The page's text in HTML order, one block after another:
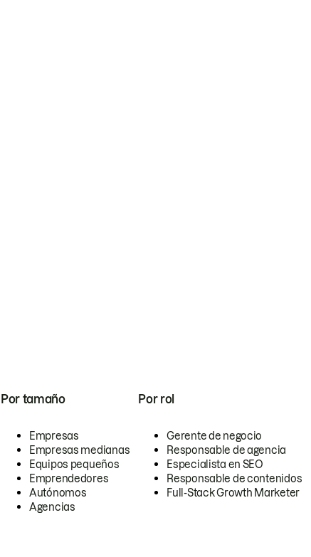
Por tamaño
Empresas
Empresas medianas
Equipos pequeños
Emprendedores
Autónomos
Agencias
Por rol
Gerente de negocio
Responsable de agencia
Especialista en SEO
Responsable de contenidos
Full-Stack Growth Marketer